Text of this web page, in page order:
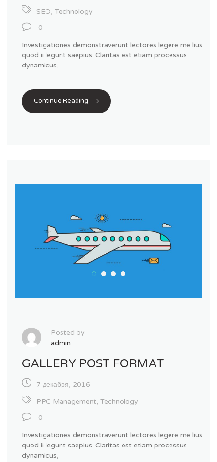
SEO, Technology
0
Investigationes demonstraverunt lectores legere me lius
quod ii legunt saepius. Claritas est etiam processus
dynamicus,
Continue Reading
Posted by
admin
GALLERY POST FORMAT
7 декабря, 2016
PPC Management, Technology
0
Investigationes demonstraverunt lectores legere me lius
quod ii legunt saepius. Claritas est etiam processus
dynamicus,